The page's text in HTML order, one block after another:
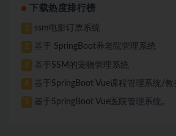
下载热度排行榜
1 ssm电影订票系统
2 基于 SpringBoot养老院管理系统
3 基于SSM的宠物管理系统
4 基于SpringBoot Vue课程管理系统/教
5 基于SpringBoot Vue医院管理系统,,